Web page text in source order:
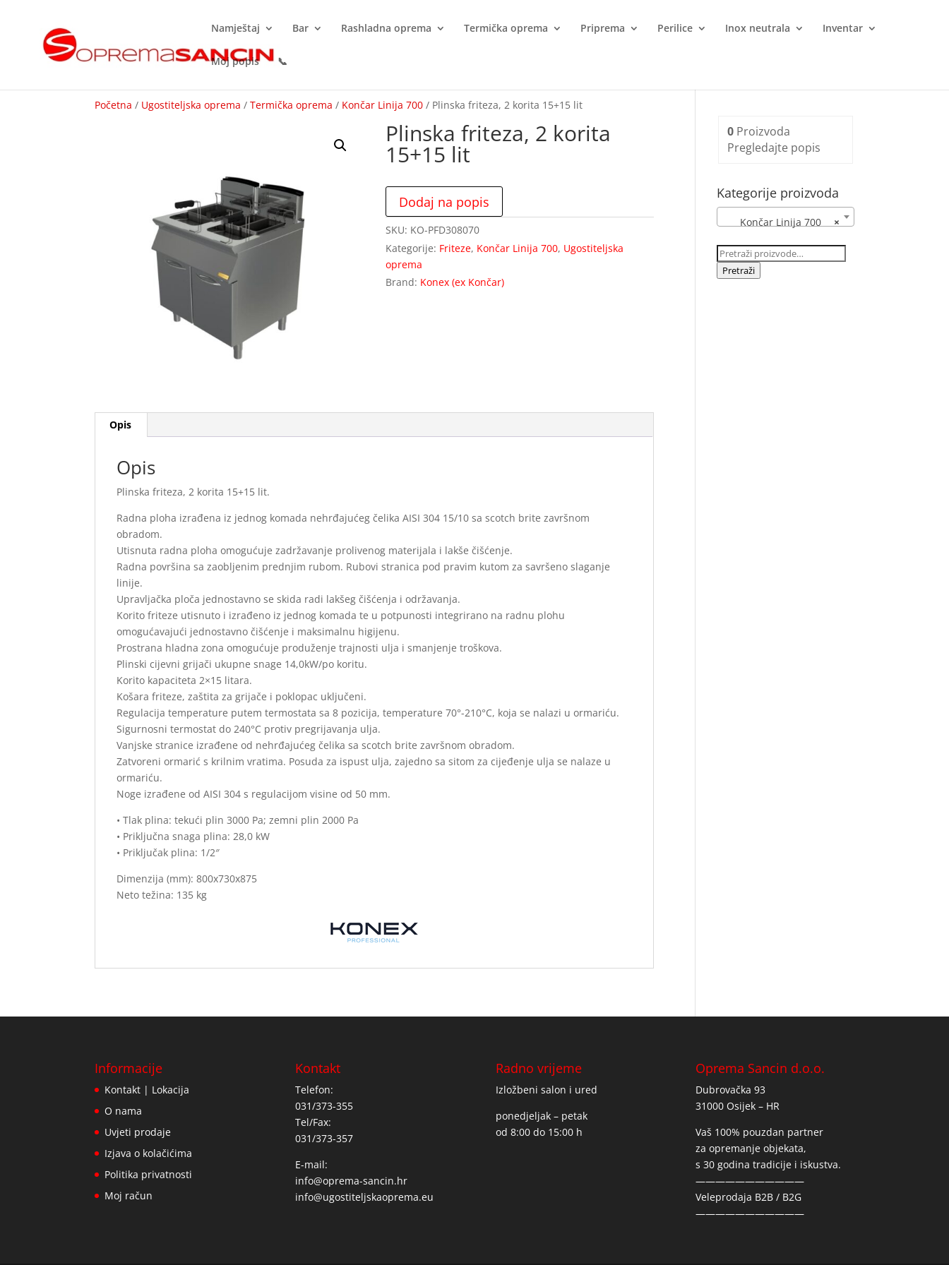
Namještaj Bar Rashladna oprema Termička oprema Priprema Perilice Inox neutrala Inventar
Moj popis 📞
Početna / Ugostiteljska oprema /Termička oprema / Končar Linija 700 / Plinska friteza, 2 korita 15+15 lit
Plinska friteza, 2 korita
15+15 lit
Dodaj na popis
SKU: KO-PFD308070
Kategorije: Friteze, Končar Linija 700, Ugostiteljska
oprema
Brand: Konex (ex Končar)
Opis
Opis
Plinska friteza, 2 korita 15+15 lit.
Radna ploha izrađena iz jednog komada nehrđajućeg čelika AISI 304 15/10 sa scotch brite završnom
obradom.
Utisnuta radna ploha omogućuje zadržavanje prolivenog materijala i lakše čišćenje.
Radna površina sa zaobljenim prednjim rubom. Rubovi stranica pod pravim kutom za savršeno slaganje
linije.
Upravljačka ploča jednostavno se skida radi lakšeg čišćenja i održavanja.
Korito friteze utisnuto i izrađeno iz jednog komada te u potpunosti integrirano na radnu plohu
omogućavajući jednostavno čišćenje i maksimalnu higijenu.
Prostrana hladna zona omogućuje produženje trajnosti ulja i smanjenje troškova.
Plinski cijevni grijači ukupne snage 14,0kW/po koritu.
Korito kapaciteta 2×15 litara.
Košara friteze, zaštita za grijače i poklopac uključeni.
Regulacija temperature putem termostata sa 8 pozicija, temperature 70°-210°C, koja se nalazi u ormariću.
Sigurnosni termostat do 240°C protiv pregrijavanja ulja.
Vanjske stranice izrađene od nehrđajućeg čelika sa scotch brite završnom obradom.
Zatvoreni ormarić s krilnim vratima. Posuda za ispust ulja, zajedno sa sitom za cijeđenje ulja se nalaze u
ormariću.
Noge izrađene od AISI 304 s regulacijom visine od 50 mm.
• Tlak plina: tekući plin 3000 Pa; zemni plin 2000 Pa
• Priključna snaga plina: 28,0 kW
• Priključak plina: 1/2″
Dimenzija (mm): 800x730x875
Neto težina: 135 kg
0 Proizvoda
Pregledajte popis
Kategorije proizvoda
×
Končar Linija 700
Pretraži:
Pretraži
Informacije
Kontakt | Lokacija
O nama
Uvjeti prodaje
Izjava o kolačićima
Politika privatnosti
Moj račun
Kontakt
Telefon:
031/373-355
Tel/Fax:
031/373-357
E-mail:
info@oprema-sancin.hr
info@ugostiteljskaoprema.eu
Radno vrijeme
Izložbeni salon i ured
ponedjeljak – petak
od 8:00 do 15:00 h
Oprema Sancin d.o.o.
Dubrovačka 93
31000 Osijek – HR
Vaš 100% pouzdan partner
za opremanje objekata,
s 30 godina tradicije i iskustva.
———————————
Veleprodaja B2B / B2G
———————————